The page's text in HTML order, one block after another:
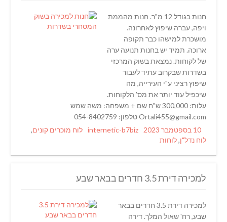
חנות בגודל 12 מ"ר. חנות מהממת
ויפה, עברה שיפוץ לאחרונה.
מושכרת למישהו כבר תקופה
ארוכה. תמיד יש בחנות תנועה ערה
של לקוחות. נמצאת בשוק המרכזי
בשדרות שבקרוב עתיד לעבור
שיפוץ רציני ע"י העירייה, מה
שיכפיל עוד יותר את מס’ הלקוחות.
עלות: 300,000 ש"ח שם + משפחה: משה שמש
Ortali455@gmail.com טלפון: 054-8402759
Posted
on
10 בספטמבר 2023 Author
internetic-b7biz
Categories
לוח מוכרים קונים,
לוח נדל"ן,לוחות
למכירה דירת 3.5 חדרים בבאר שבע
למכירה דירת 3.5 חדרים בבאר
שבע, רח' שאול המלך. דירה